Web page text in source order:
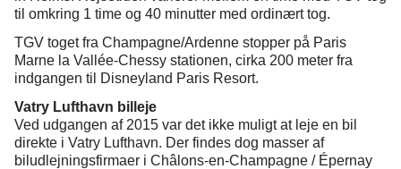
til omkring 1 time og 40 minutter med ordinært tog.
TGV toget fra Champagne/Ardenne stopper på Paris
Marne la Vallée-Chessy stationen, cirka 200 meter fra
indgangen til Disneyland Paris Resort.
Vatry Lufthavn billeje
Ved udgangen af 2015 var det ikke muligt at leje en bil
direkte i Vatry Lufthavn. Der findes dog masser af
biludlejningsfirmaer i Châlons-en-Champagne / Épernay